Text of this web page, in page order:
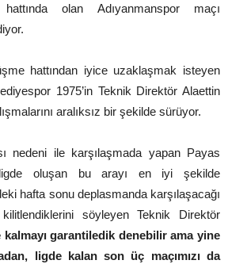
olan Adıyanmanspor maçı
hattından iyice uzaklaşmak isteyen
1975’in Teknik Direktör Alaettin
aralıksız bir şekilde sürüyor.
nedeni ile karşılaşmada yapan Payas
oluşan bu arayı en iyi şekilde
hafta sonu deplasmanda karşılaşacağı
söyleyen Teknik Direktör
kalmayı garantiledik denebilir ama yine
ligde kalan son üç maçımızı da